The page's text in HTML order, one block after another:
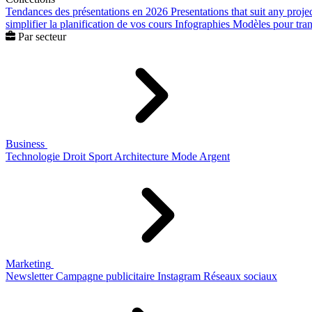
Tendances des présentations en 2026 Presentations that suit any
simplifier la planification de vos cours Infographies Modèles pour
Par secteur
Business
Technologie Droit Sport Architecture Mode Argent
Marketing
Newsletter Campagne publicitaire Instagram Réseaux sociaux